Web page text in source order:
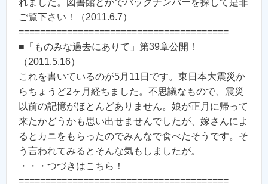
れました。図書館とかでバックナンバーを探して是非
ご覧下さい！（2011.6.7）
=======================================
■「ものみな過去にありて」第39章公開！
（2011.5.16）
これを書いているのが5月11日です。東日本大震災か
らちょうど2ヶ月経ちました。不思議なもので、震災
以前の記憶がほとんどありません。娘が正月に帰って
来たかどうかも思い出せませんでしたが、嫁さんによ
るとカニをもらったのでみんなで食べたそうです。そ
う言われてみるとそんな気もしましたが。
・・・つづきはこちら！
=======================================